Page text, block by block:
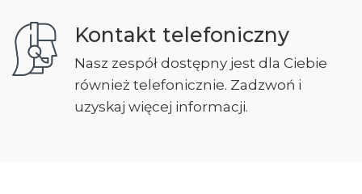
Kontakt telefoniczny
Nasz zespół dostępny jest dla Ciebie
również telefonicznie. Zadzwoń i
uzyskaj więcej informacji.